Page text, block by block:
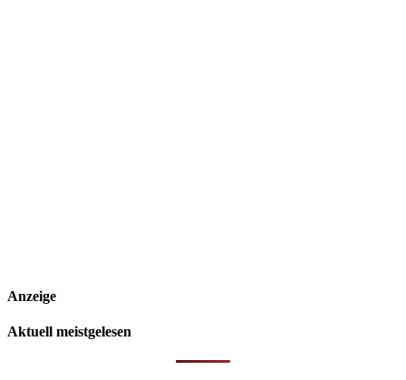
Anzeige
Aktuell meistgelesen